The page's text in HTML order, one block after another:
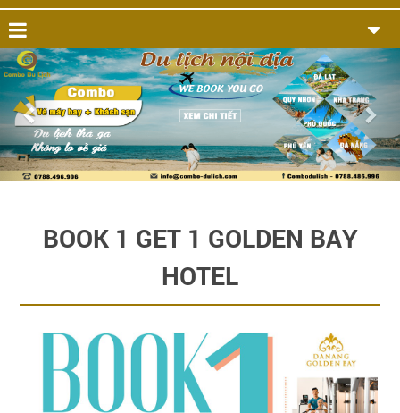
Previous
BOOK 1 GET 1 GOLDEN BAY
HOTEL